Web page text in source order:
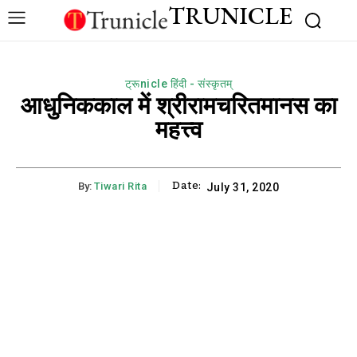
TRUNICLE
ट्रूnicle हिंदी - संस्कृतम्
आधुनिककाल में श्रीरामचरितमानस का
महत्त्व
By: Tiwari Rita Date: July 31, 2020